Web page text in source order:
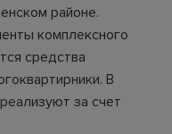
районе.
комплексного
средства
В
за счет